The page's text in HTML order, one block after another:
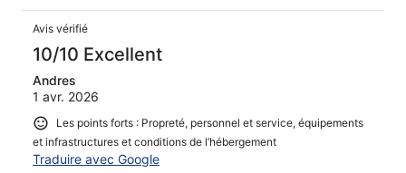
Avis vérifié
10/10 Excellent
Andres
1 avr. 2026
Les points forts : Propreté, personnel et service, équipements
et infrastructures et conditions de l’hébergement
Traduire avec Google